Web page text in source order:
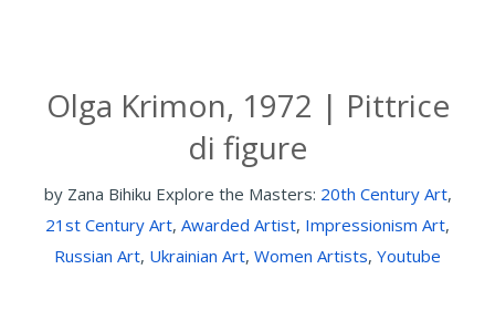
Olga Krimon, 1972 | Pittrice
di figure
by Zana Bihiku Explore the Masters: 20th Century Art,
21st Century Art, Awarded Artist, Impressionism Art,
Russian Art, Ukrainian Art, Women Artists, Youtube